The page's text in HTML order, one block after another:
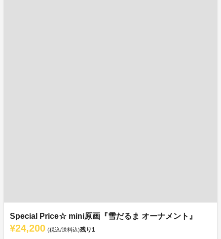
Special Price☆ mini原画『雪だるま オーナメント』
¥24,200 (税込/送料込)残り1